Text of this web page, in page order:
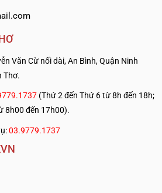
Văn Cừ nối dài, An Bình, Quận Ninh
Thơ.
(Thứ 2 đến Thứ 6 từ 8h đến 18h;
8h00 đến 17h00).
03.9779.1737